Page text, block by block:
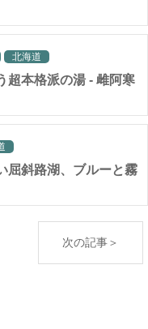
北海道
超本格派の湯 - 雌阿寒
屈斜路湖、ブルーと霧
次の記事＞